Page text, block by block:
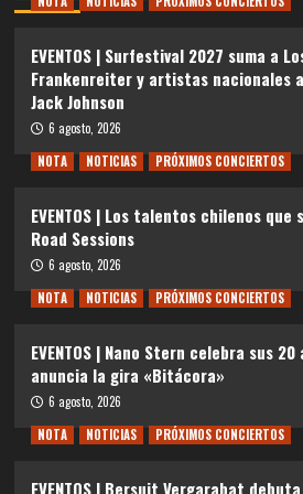
EVENTOS | Surfestival 2027 suma a
Frankenreiter y artistas nacionales
Jack Johnson
6 agosto, 2026
NOTA
NOTICIAS PRÓXIMOS CONCIERTOS
EVENTOS | Los talentos chilenos que
Road Sessions
6 agosto, 2026
NOTA
NOTICIAS PRÓXIMOS CONCIERTOS
EVENTOS | Nano Stern celebra sus
anuncia la gira «Bitácora»
6 agosto, 2026
NOTA
NOTICIAS PRÓXIMOS CONCIERTOS
EVENTOS | Bersuit Vergarabat